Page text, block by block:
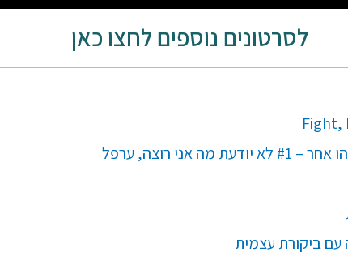
לסרטונים נוספים לחצו כאן
רוצה, ערפל
ביקורת עצמית